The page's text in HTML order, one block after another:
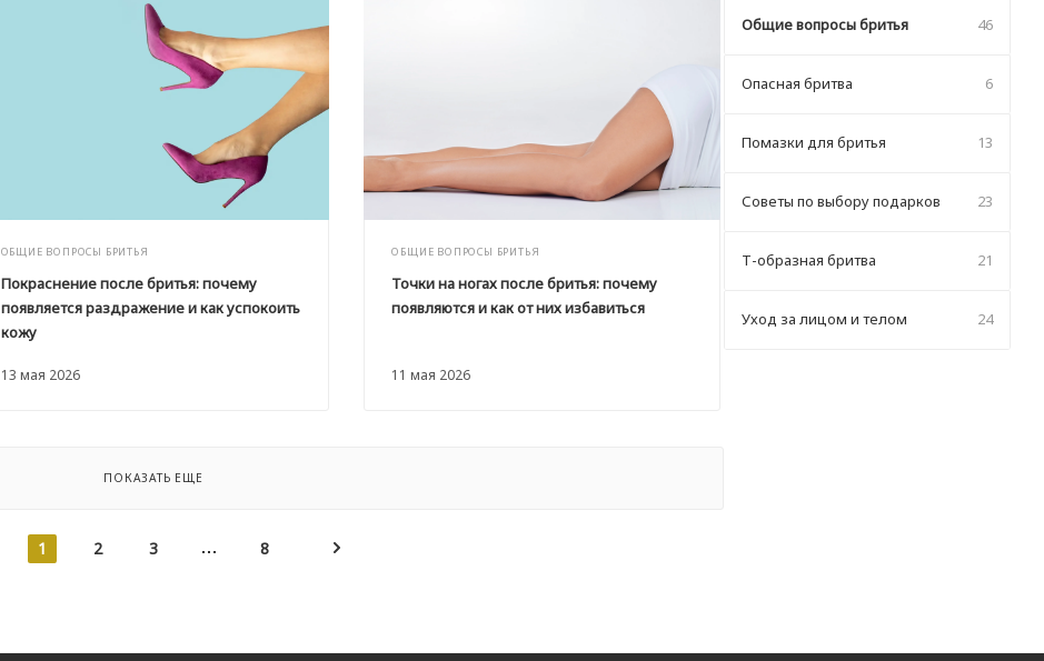
ОБЩИЕ ВОПРОСЫ БРИТЬЯ
13 мая 2026
Покраснение после бритья: почему
появляется раздражение и как успокоить
кожу
ОБЩИЕ ВОПРОСЫ БРИТЬЯ
11 мая 2026
Точки на ногах после бритья: почему
появляются и как от них избавиться
ПОКАЗАТЬ ЕЩЕ
1 2 3 8
Общие вопросы бритья 46
Опасная бритва 6
Помазки для бритья 13
Советы по выбору подарков 23
Т-образная бритва 21
Уход за лицом и телом 24